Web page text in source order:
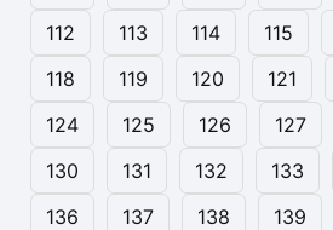
112
113 114 115
118
119 120 121
124
125 126 127
130
131 132 133
136
137 138 139